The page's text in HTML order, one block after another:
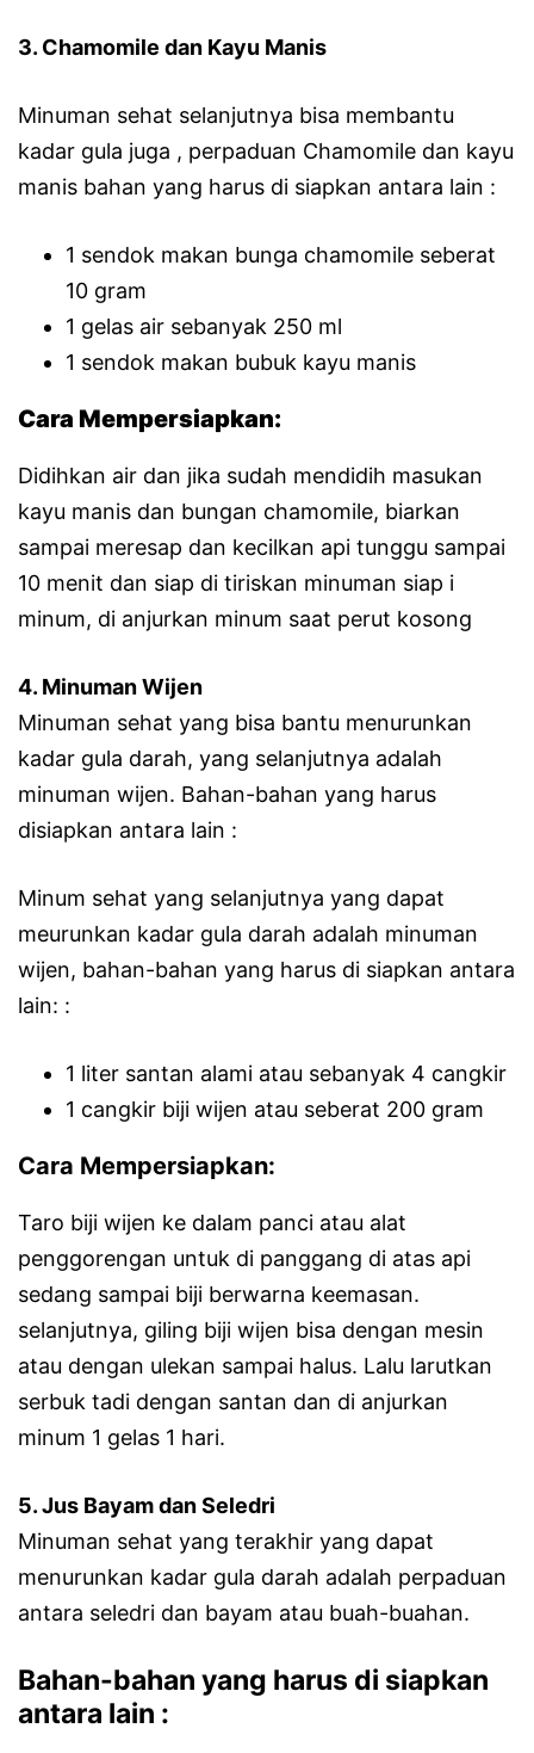
3. Chamomile dan Kayu Manis
Minuman sehat selanjutnya bisa membantu
kadar gula juga , perpaduan Chamomile dan kayu
manis bahan yang harus di siapkan antara lain :
1 sendok makan bunga chamomile seberat
10 gram
1 gelas air sebanyak 250 ml
1 sendok makan bubuk kayu manis
Cara Mempersiapkan:
Didihkan air dan jika sudah mendidih masukan
kayu manis dan bungan chamomile, biarkan
sampai meresap dan kecilkan api tunggu sampai
10 menit dan siap di tiriskan minuman siap i
minum, di anjurkan minum saat perut kosong
4. Minuman Wijen
Minuman sehat yang bisa bantu menurunkan
kadar gula darah, yang selanjutnya adalah
minuman wijen. Bahan-bahan yang harus
disiapkan antara lain :
Minum sehat yang selanjutnya yang dapat
meurunkan kadar gula darah adalah minuman
wijen, bahan-bahan yang harus di siapkan antara
lain: :
1 liter santan alami atau sebanyak 4 cangkir
1 cangkir biji wijen atau seberat 200 gram
Cara Mempersiapkan:
Taro biji wijen ke dalam panci atau alat
penggorengan untuk di panggang di atas api
sedang sampai biji berwarna keemasan.
selanjutnya, giling biji wijen bisa dengan mesin
atau dengan ulekan sampai halus. Lalu larutkan
serbuk tadi dengan santan dan di anjurkan
minum 1 gelas 1 hari.
5. Jus Bayam dan Seledri
Minuman sehat yang terakhir yang dapat
menurunkan kadar gula darah adalah perpaduan
antara seledri dan bayam atau buah-buahan.
Bahan-bahan yang harus di siapkan
antara lain :